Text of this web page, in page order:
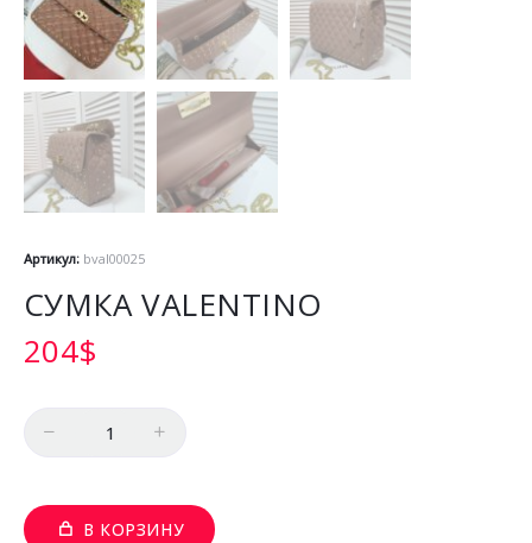
Артикул: bval00025
СУМКА VALENTINO
204$
В КОРЗИНУ